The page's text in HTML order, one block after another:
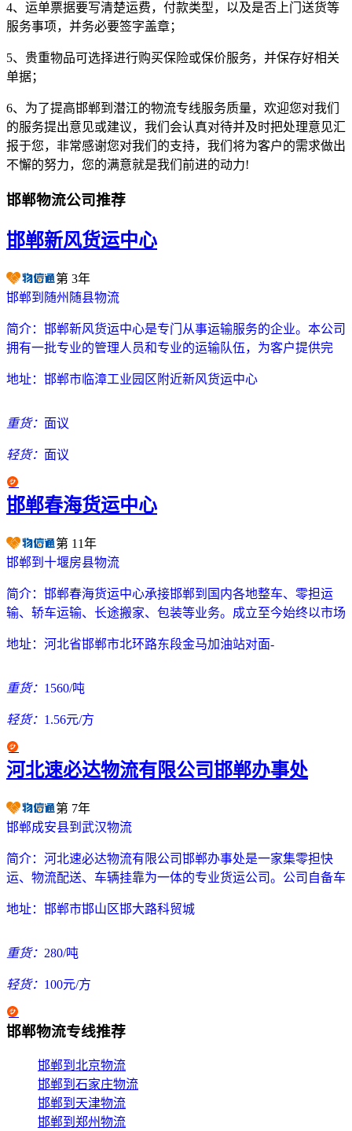
4、运单票据要写清楚运费，付款类型，以及是否上门送货等
服务事项，并务必要签字盖章；
5、贵重物品可选择进行购买保险或保价服务，并保存好相关
单据；
6、为了提高邯郸到潜江的物流专线服务质量，欢迎您对我们
的服务提出意见或建议，我们会认真对待并及时把处理意见汇
报于您，非常感谢您对我们的支持，我们将为客户的需求做出
不懈的努力，您的满意就是我们前进的动力!
邯郸物流公司推荐
邯郸新风货运中心
第 3年
邯郸到随州随县物流
简介： 邯郸新风货运中心是专门从事运输服务的企业。本公司
拥有一批专业的管理人员和专业的运输队伍，为客户提供完
地址： 邯郸市临漳工业园区附近新风货运中心
重货： 面议
轻货： 面议
邯郸春海货运中心
第 11年
邯郸到十堰房县物流
简介： 邯郸春海货运中心承接邯郸到国内各地整车、零担运
输、轿车运输、长途搬家、包装等业务。成立至今始终以市场
地址： 河北省邯郸市北环路东段金马加油站对面-
重货： 1560/吨
轻货： 1.56元/方
河北速必达物流有限公司邯郸办事处
第 7年
邯郸成安县到武汉物流
简介： 河北速必达物流有限公司邯郸办事处是一家集零担快
运、物流配送、车辆挂靠为一体的专业货运公司。公司自备车
地址： 邯郸市邯山区邯大路科贸城
重货： 280/吨
轻货： 100元/方
邯郸物流专线推荐
邯郸到北京物流
邯郸到石家庄物流
邯郸到天津物流
邯郸到郑州物流